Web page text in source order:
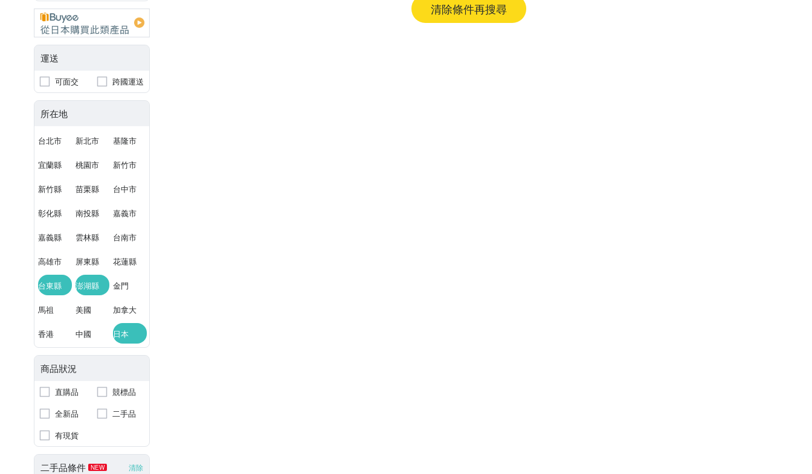
運送
可面交 跨國運送
所在地
台北市 新北市 基隆市
宜蘭縣 桃園市 新竹市
新竹縣 苗栗縣 台中市
彰化縣 南投縣 嘉義市
嘉義縣 雲林縣 台南市
高雄市 屏東縣 花蓮縣
台東縣 澎湖縣 金門
馬祖 美國 加拿大
香港 中國 日本
商品狀況
直購品
競標品
全新品
二手品
有現貨
二手品條件 NEW 清除
清除條件再搜尋